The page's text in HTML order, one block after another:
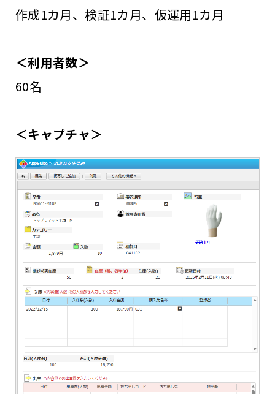
作成1カ月、検証1カ月、仮運用1カ月
＜利用者数＞
60名
＜キャプチャ＞